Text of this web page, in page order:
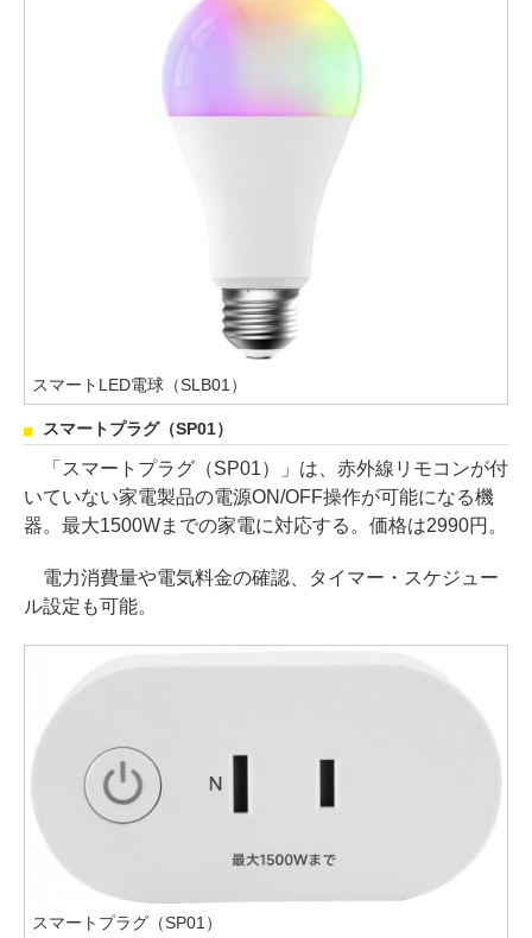
スマートLED電球（SLB01）
スマートプラグ（SP01）
「スマートプラグ（SP01）」は、赤外線リモコンが付
いていない家電製品の電源ON/OFF操作が可能になる機
器。最大1500Wまでの家電に対応する。価格は2990円。
電力消費量や電気料金の確認、タイマー・スケジュー
ル設定も可能。
スマートプラグ（SP01）